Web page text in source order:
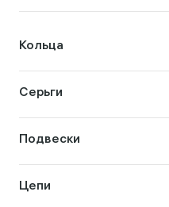
Кольца
Серьги
Подвески
Цепи